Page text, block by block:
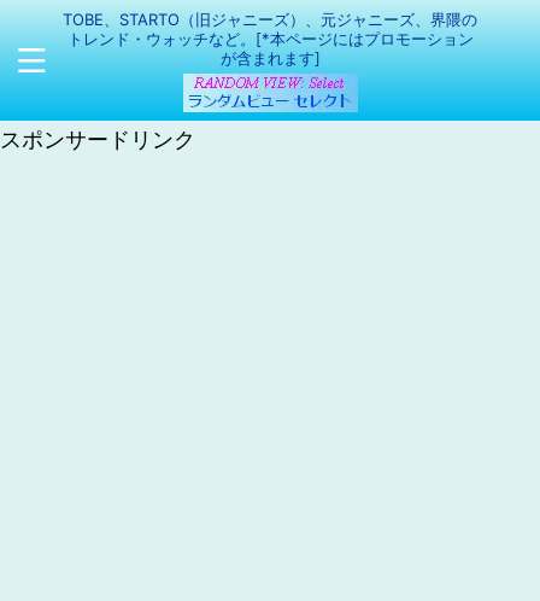
TOBE、STARTO（旧ジャニーズ）、元ジャニーズ、界隈の
トレンド・ウォッチなど。[*本ページにはプロモーション
が含まれます]
スポンサードリンク